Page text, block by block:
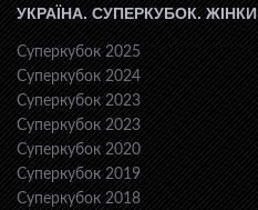
УКРАЇНА. СУПЕРКУБОК. ЖІНКИ
Суперкубок 2025
Суперкубок 2024
Суперкубок 2023
Суперкубок 2023
Суперкубок 2020
Суперкубок 2019
Суперкубок 2018